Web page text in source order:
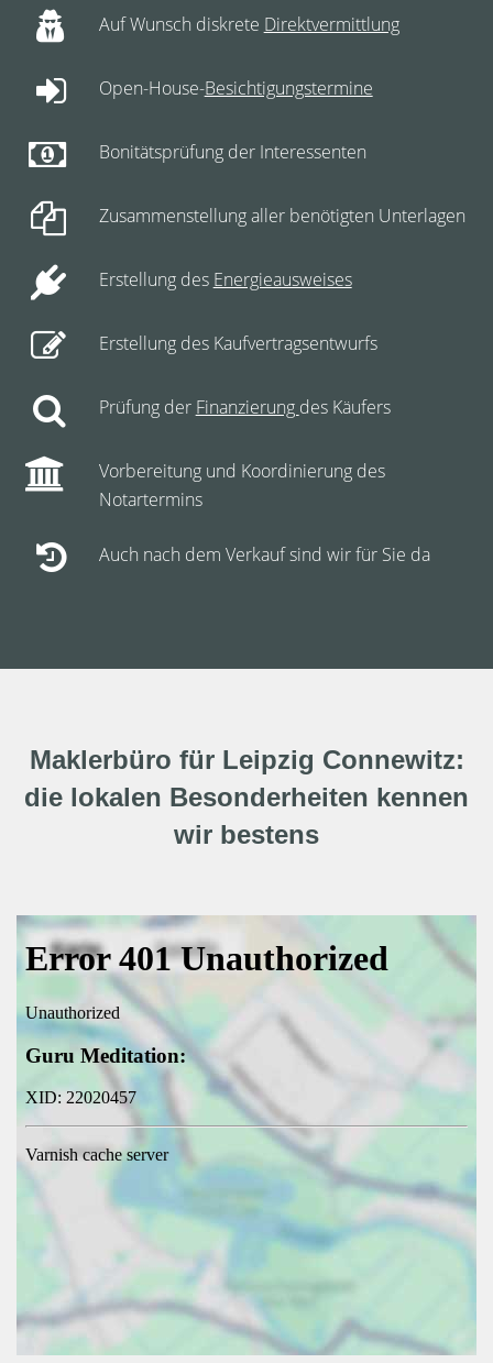
Auf Wunsch diskrete Direktvermittlung
Open-House-Besichtigungstermine
Bonitätsprüfung der Interessenten
Zusammenstellung aller benötigten Unterlagen
Erstellung des Energieausweises
Erstellung des Kaufvertragsentwurfs
Prüfung der Finanzierung des Käufers
Vorbereitung und Koordinierung des
Notartermins
Auch nach dem Verkauf sind wir für Sie da
Maklerbüro für Leipzig Connewitz:
die lokalen Besonderheiten kennen
wir bestens